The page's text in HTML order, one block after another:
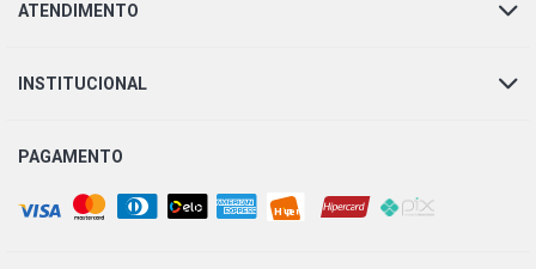
ATENDIMENTO
INSTITUCIONAL
PAGAMENTO